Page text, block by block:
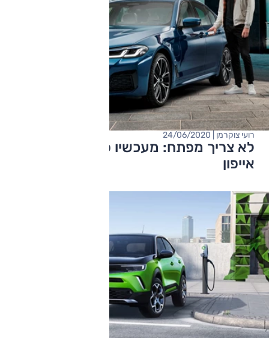
לא צריך מפתח: מעכשיו פותחים ב.מ.וו עם
אייפון
רועי צוקרמן | 24/06/2020